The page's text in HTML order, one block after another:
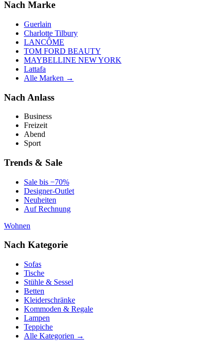
Nach Marke
Guerlain
Charlotte Tilbury
LANCÔME
TOM FORD BEAUTY
MAYBELLINE NEW YORK
Lattafa
Alle Marken →
Nach Anlass
Business
Freizeit
Abend
Sport
Trends & Sale
Sale bis −70%
Designer-Outlet
Neuheiten
Auf Rechnung
Wohnen
Nach Kategorie
Sofas
Tische
Stühle & Sessel
Betten
Kleiderschränke
Kommoden & Regale
Lampen
Teppiche
Alle Kategorien →